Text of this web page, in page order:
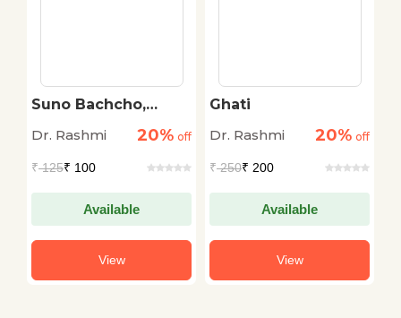
Suno Bachcho,
Dr. Rashmi
20% off
₹125₹ 100
Available
View
Ghati
Dr. Rashmi
20% off
₹250₹ 200
Available
View